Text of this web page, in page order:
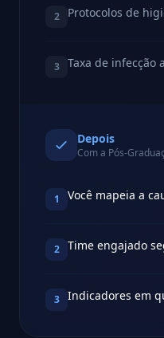
2 Protocolos de
3 Taxa de infecção
Depois
Com a Pós-
1 Você mapeia a
2 Time engajado
3 Indicadores em